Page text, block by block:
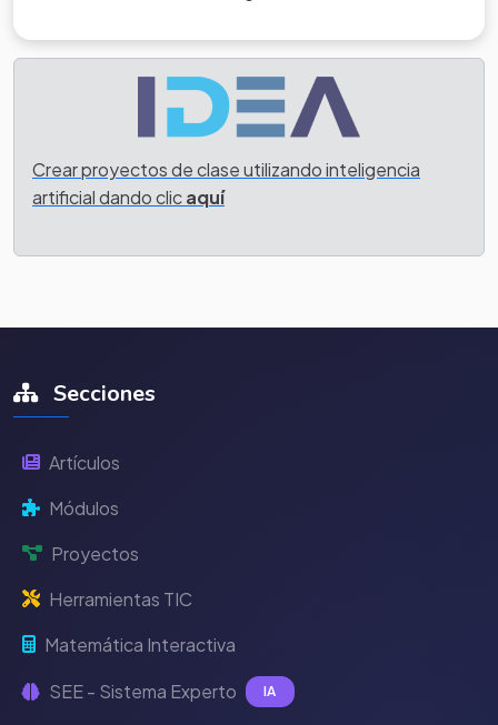
Crear proyectos de clase utilizando inteligencia
artificial dando clicaquí
Secciones
Artículos
Módulos
Proyectos
Herramientas TIC
Matemática Interactiva
SEE - Sistema Experto IA